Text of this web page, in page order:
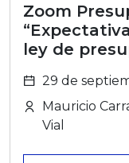
Zoom
ley de
29 de
Mauricio
Vial